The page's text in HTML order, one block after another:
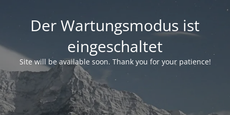
Der Wartungsmodus ist
eingeschaltet
Site will be available soon. Thank you for your patience!